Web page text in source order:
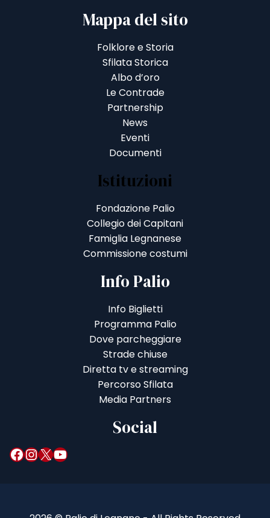
Mappa del sito
Folklore e Storia
Sfilata Storica
Albo d’oro
Le Contrade
Partnership
News
Eventi
Documenti
Istituzioni
Fondazione Palio
Collegio dei Capitani
Famiglia Legnanese
Commissione costumi
Info Palio
Info Biglietti
Programma Palio
Dove parcheggiare
Strade chiuse
Diretta tv e streaming
Percorso Sfilata
Media Partners
Social
Facebook InstagramX YouTube